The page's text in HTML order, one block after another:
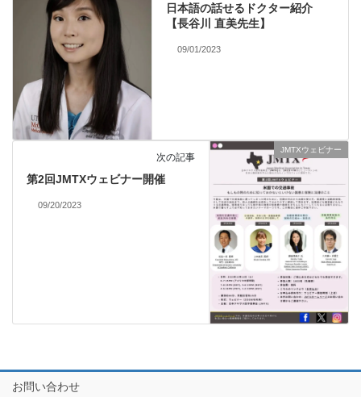
日本語の話せるドクター紹介
【長谷川 直美先生】
09/01/2023
JMTXウェビナー
次の記事
第2回JMTXウェビナー開催
09/20/2023
お問い合わせ